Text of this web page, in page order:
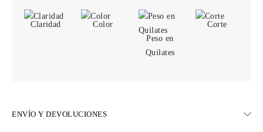
Claridad
Color
Peso en
Quilates
Corte
ENVÍO Y DEVOLUCIONES